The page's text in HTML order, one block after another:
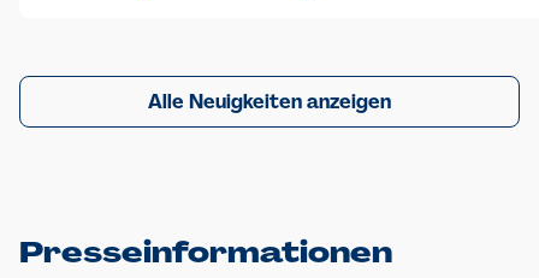
Alle Neuigkeiten anzeigen
Presseinformationen